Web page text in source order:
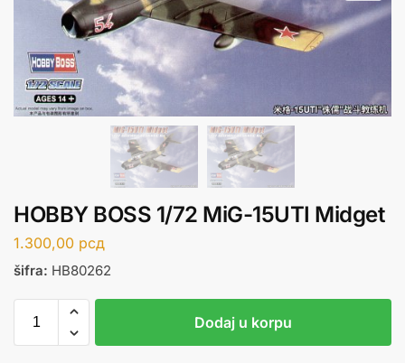
HOBBY BOSS 1/72 MiG-15UTI Midget
1.300,00 рсд
šifra: HB80262
Dodaj u korpu